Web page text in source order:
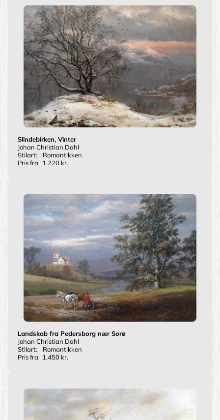
Slindebirken, Vinter
Johan Christian Dahl
Stilart:
Romantikken
Pris fra
1.220 kr.
Landskab fra Pedersborg nær Sorø
Johan Christian Dahl
Stilart:
Romantikken
Pris fra
1.450 kr.